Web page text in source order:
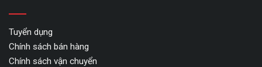
Tuyển dụng
Chính sách bán hàng
Chính sách vận chuyển